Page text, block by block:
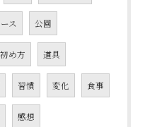
ス 公園
初め方 道具
習慣 変化 食事
感想